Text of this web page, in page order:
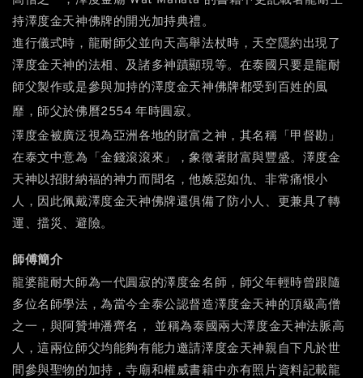
持澤度金天神佛牌的開光加持典禮。
進行儀式時，龍耐師父並向天高舉法杖時，天空隱約出現了
澤度金天神的法相、及諸多神蹟顯現等。在泰國只要是龍耐
師父製作或是參與加持的澤度金天神佛牌都受到百姓的風
靡，師父於佛曆2554 年時圓寂。
澤度金被廣泛視為亞洲各地的財富之神，其名稱「甲督勘」
在泰文中意為「金錢滾滾來」，象徵著財富與豐盛。澤度金
天神以招財納福的神力而聞名，他嫉惡如仇、非常痛恨小
人，因此佩戴澤度金天神佛牌還俱備了防小人、更兼具了轉
運、擋災、避險。
師傅簡介
龍婆龍耐大師為一代圓寂的澤度金名師，師父年輕時曾跟隨
多位名師學法，為當今全泰公認督造澤度金天神的頂級高僧
之一，與阿贊坤潘齊名 ， 並稱為泰國兩大澤度金天神法脈高
人，這兩位師父均能夠有能力邀請澤度金天神親自下凡於世
間參與聖物的加持，寺廟和權威書籍中亦有照片資料記載龍